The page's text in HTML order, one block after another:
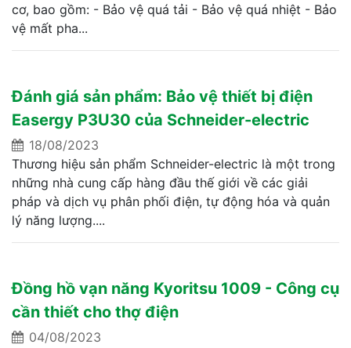
cơ, bao gồm: - Bảo vệ quá tải - Bảo vệ quá nhiệt - Bảo
vệ mất pha...
Đánh giá sản phẩm: Bảo vệ thiết bị điện
Easergy P3U30 của Schneider-electric
18/08/2023
Thương hiệu sản phẩm Schneider-electric là một trong
những nhà cung cấp hàng đầu thế giới về các giải
pháp và dịch vụ phân phối điện, tự động hóa và quản
lý năng lượng....
Đồng hồ vạn năng Kyoritsu 1009 - Công cụ
cần thiết cho thợ điện
04/08/2023